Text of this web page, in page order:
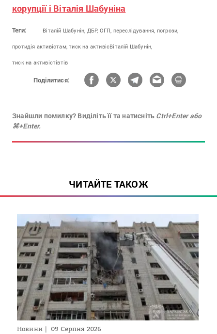
корупції і Віталія Шабуніна
Теги: Віталій Шабунін, ДБР, ОГП, переслідування, погрози,
протидія активістам, тиск на активісВіталій Шабунін,
тиск на активістівтів
Поділитися:
Знайшли помилку? Виділіть її та натисніть Ctrl+Enter або
⌘+Enter.
ЧИТАЙТЕ ТАКОЖ
Новини 09 Серпня 2026